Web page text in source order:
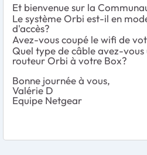
Et bienvenue sur la
Le système Orbi est-il en
d'accès?
Avez-vous coupé le wifi de
Quel type de câble avez-
routeur Orbi à votre Box?
Bonne journée à vous,
Valérie D
Equipe Netgear